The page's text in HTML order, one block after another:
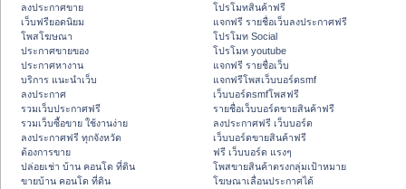
ลงประกาศขาย
เว็บฟรียอดนิยม
โพสโฆษณา
ประกาศขายของ
ประกาศหางาน
บริการ แนะนำเว็บ
ลงประกาศ
รวมเว็บประกาศฟรี
รวมเว็บซื้อขาย ใช้งานง่าย
ลงประกาศฟรี ทุกจังหวัด
ต้องการขาย
ปล่อยเช่า บ้าน คอนโด ที่ดิน
ขายบ้าน คอนโด ที่ดิน
โปรโมทสินค้าฟรี
แจกฟรี รายชื่อเว็บลงประกาศฟรี
โปรโมท Social
โปรโมท youtube
แจกฟรี รายชื่อเว็บ
แจกฟรีโพสเว็บบอร์ดsmf
เว็บบอร์ดsmfโพสฟรี
รายชื่อเว็บบอร์ดขายสินค้าฟรี
ลงประกาศฟรี เว็บบอร์ด
เว็บบอร์ดขายสินค้าฟรี
ฟรี เว็บบอร์ด แรงๆ
โพสขายสินค้าตรงกลุ่มเป้าหมาย
โฆษณาเลื่อนประกาศได้